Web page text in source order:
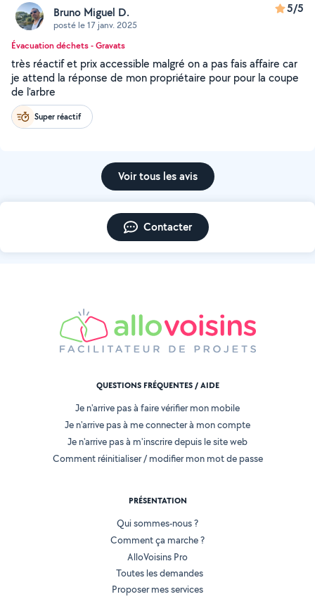
Bruno Miguel D.
posté le 17 janv. 2025
5/5
Évacuation déchets - Gravats
très réactif et prix accessible malgré on a pas fais affaire car
je attend la réponse de mon propriétaire pour pour la coupe
de l'arbre
Super réactif
Voir tous les avis
Contacter
QUESTIONS FRÉQUENTES / AIDE
Je n'arrive pas à faire vérifier mon mobile
Je n'arrive pas à me connecter à mon compte
Je n'arrive pas à m'inscrire depuis le site web
Comment réinitialiser / modifier mon mot de passe
PRÉSENTATION
Qui sommes-nous ?
Comment ça marche ?
AlloVoisins Pro
Toutes les demandes
Proposer mes services